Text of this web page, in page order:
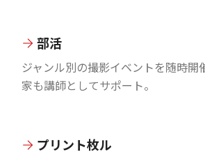
部活
ジャンル別の撮影イベントを随時開
家も講師としてサポート。
プリント枚ル